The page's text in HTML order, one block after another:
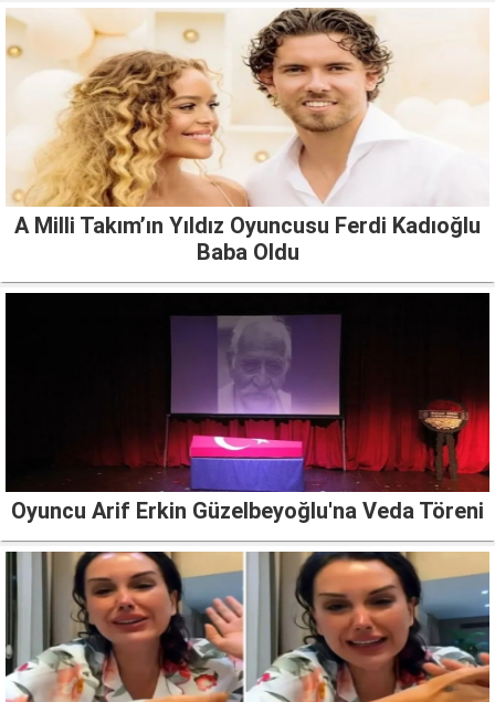
A Milli Takım’ın Yıldız Oyuncusu Ferdi Kadıoğlu
Baba Oldu
Oyuncu Arif Erkin Güzelbeyoğlu'na Veda Töreni